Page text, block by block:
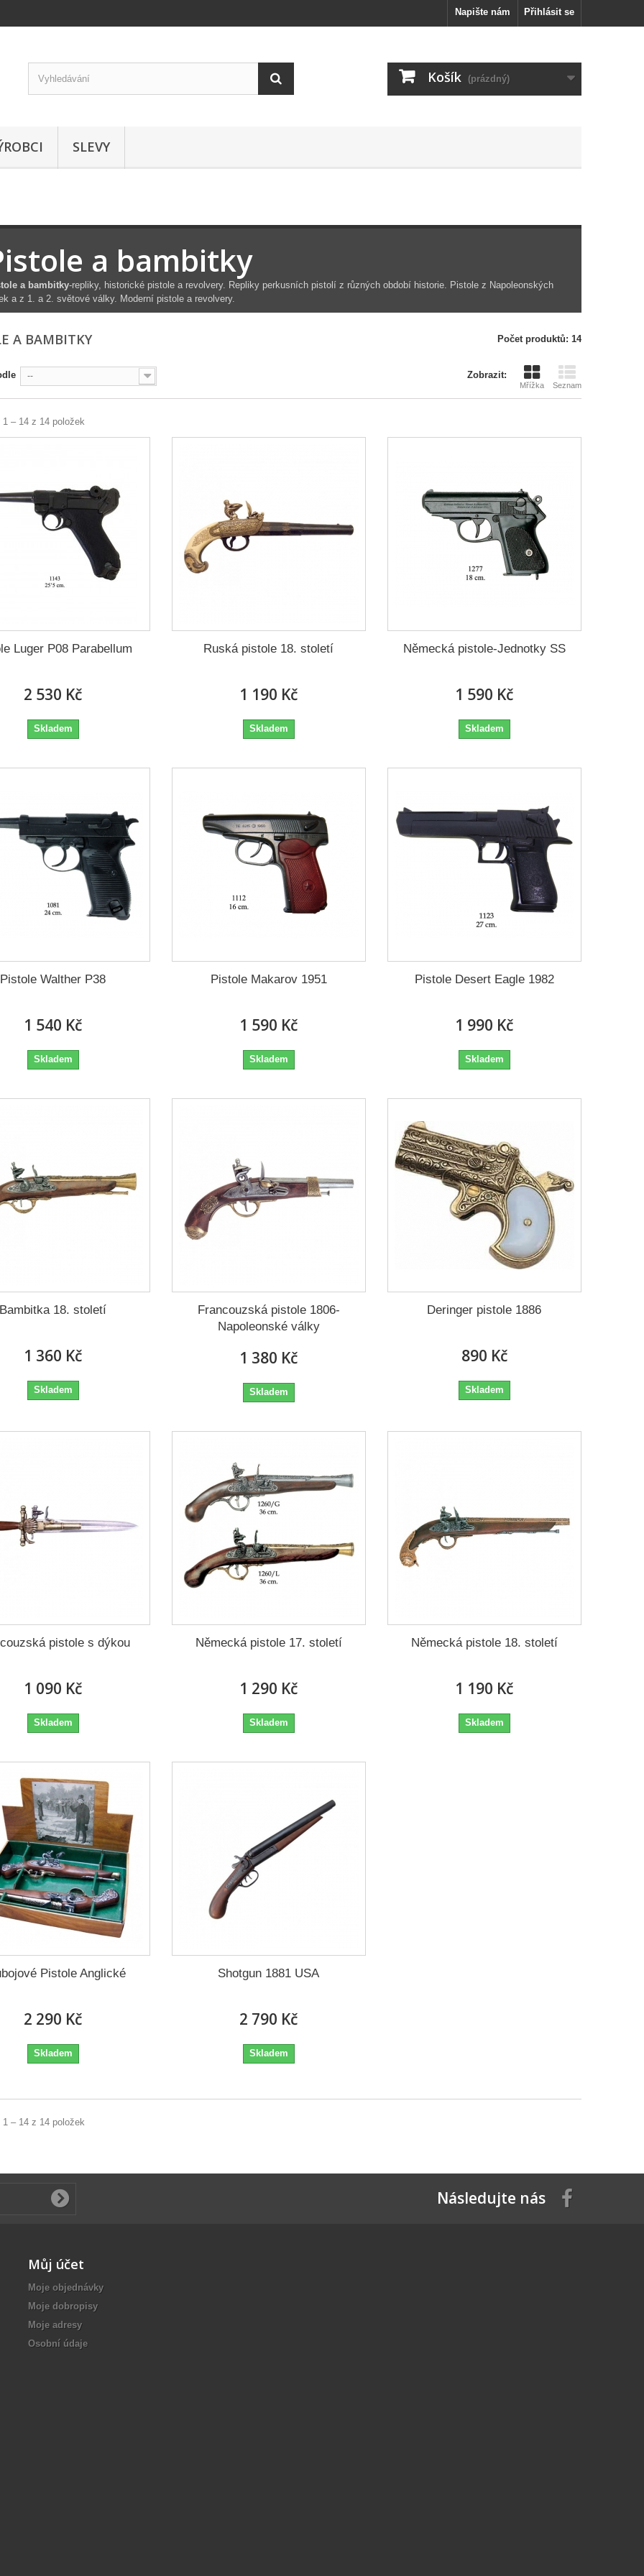
Přihlásit se
Napište nám
Košík (prázdný)
SLEVY
a bambitky
a bambitky-repliky, historické pistole a revolvery. Repliky perkusních pistolí z různých období historie. Pistole z Napoleonských
a z 1. a 2. světové války. Moderní pistole a revolvery.
A BAMBITKY Počet produktů: 14
Zobrazit:
Mřížka Seznam
--
1 – 14 z 14 položek
Luger P08 Parabellum
2 530 Kč
Skladem
Ruská pistole 18. století
1 190 Kč
Skladem
Německá pistole-Jednotky SS
1 590 Kč
Skladem
Pistole Walther P38
1 540 Kč
Skladem
Pistole Makarov 1951
1 590 Kč
Skladem
Pistole Desert Eagle 1982
1 990 Kč
Skladem
Bambitka 18. století
1 360 Kč
Skladem
Francouzská pistole 1806-
Napoleonské války
1 380 Kč
Skladem
Deringer pistole 1886
890 Kč
Skladem
pistole s dýkou
1 090 Kč
Skladem
Německá pistole 17. století
1 290 Kč
Skladem
Německá pistole 18. století
1 190 Kč
Skladem
Pistole Anglické
2 290 Kč
Skladem
Shotgun 1881 USA
2 790 Kč
Skladem
1 – 14 z 14 položek
Následujte nás
Můj účet
Moje objednávky
Moje dobropisy
Moje adresy
Osobní údaje